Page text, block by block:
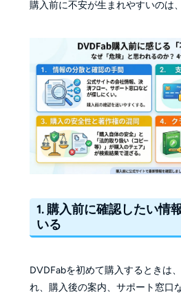
購入前に不安が生まれやすいのは
1. 購入前に確認したい情
いる
DVDFabを初めて購入するときは
れ、購入後の案内、サポート窓口